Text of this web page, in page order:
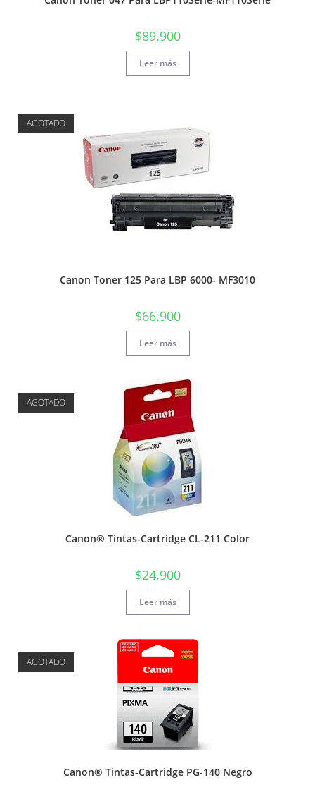
$89.900
Leer más
AGOTADO
Canon Toner 125 Para LBP 6000- MF3010
$66.900
Leer más
AGOTADO
Canon® Tintas-Cartridge CL-211 Color
$24.900
Leer más
AGOTADO
Canon® Tintas-Cartridge PG-140 Negro